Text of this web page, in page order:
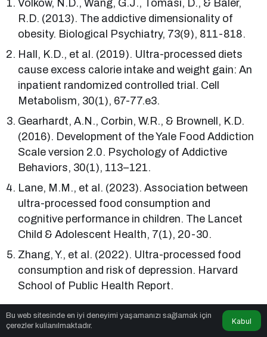
Volkow, N.D., Wang, G.J., Tomasi, D., & Baler,
R.D. (2013). The addictive dimensionality of
obesity. Biological Psychiatry, 73(9), 811-818.
Hall, K.D., et al. (2019). Ultra-processed diets
cause excess calorie intake and weight gain: An
inpatient randomized controlled trial. Cell
Metabolism, 30(1), 67-77.e3.
Gearhardt, A.N., Corbin, W.R., & Brownell, K.D.
(2016). Development of the Yale Food Addiction
Scale version 2.0. Psychology of Addictive
Behaviors, 30(1), 113–121.
Lane, M.M., et al. (2023). Association between
ultra-processed food consumption and
cognitive performance in children. The Lancet
Child & Adolescent Health, 7(1), 20-30.
Zhang, Y., et al. (2022). Ultra-processed food
consumption and risk of depression. Harvard
School of Public Health Report.
Kaynak: guzelantalya.com & bihaber.tr köşe yazarı
Melina Ezgi Tosun
Bu web sitesinde en iyi deneyimi yaşamanızı sağlamak için
çerezler kullanılmaktadır.
Kabul